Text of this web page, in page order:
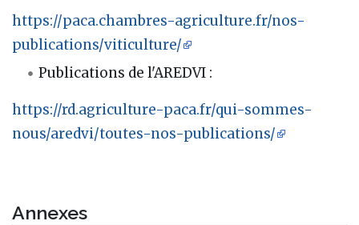
https://paca.chambres-agriculture.fr/nos-
publications/viticulture/
Publications de l'AREDVI :
https://rd.agriculture-paca.fr/qui-sommes-
nous/aredvi/toutes-nos-publications/
Annexes